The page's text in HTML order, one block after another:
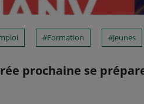
Formation Jeunes
prochaine se